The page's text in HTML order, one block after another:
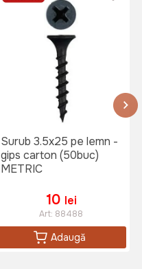
Surub 3.5x25 pe lemn -
gips carton (50buc)
METRIC
10 lei
Art: 88488
Adaugă